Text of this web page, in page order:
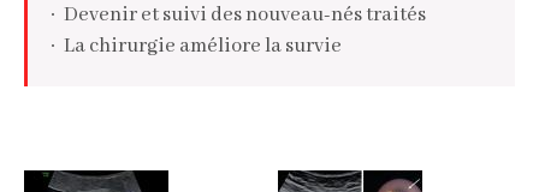
Devenir et suivi des nouveau-nés traités
La chirurgie améliore la survie